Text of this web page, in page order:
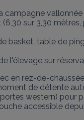
campagne
sur 3,30
basket, table de
l'élevage sur
en rez-de-
de détente
western)
accessible